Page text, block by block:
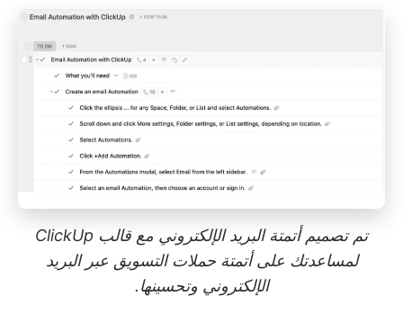
تم تصميم أتمتة البريد الإلكتروني مع قالب ClickUp
لمساعدتك على أتمتة حملات التسويق عبر البريد
الإلكتروني وتحسينها.